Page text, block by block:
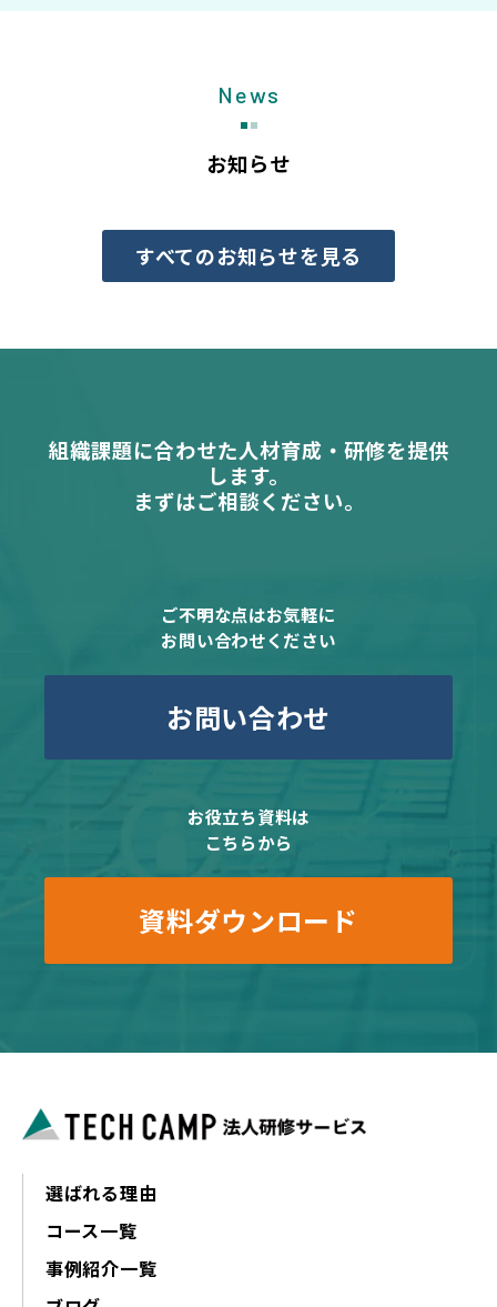
News
お知らせ
すべてのお知らせを見る
組織課題に合わせた人材育成・研修を提供
します。
まずはご相談ください。
ご不明な点はお気軽に
お問い合わせください
お問い合わせ
お役立ち資料は
こちらから
資料ダウンロード
選ばれる理由
コース一覧
事例紹介一覧